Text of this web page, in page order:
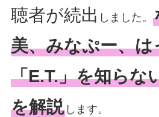
聴者が続出 しました。
美、みなぷー、は
「E.T.」を知らな
を解説します。